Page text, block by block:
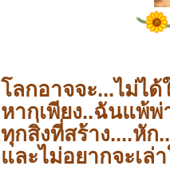
โลกอาจจะ...ไม่ได้
หากเพียง..ฉันแพ้พ่
ทุกสิ่งที่สร้าง....หัก
และไม่อยากจะเล่